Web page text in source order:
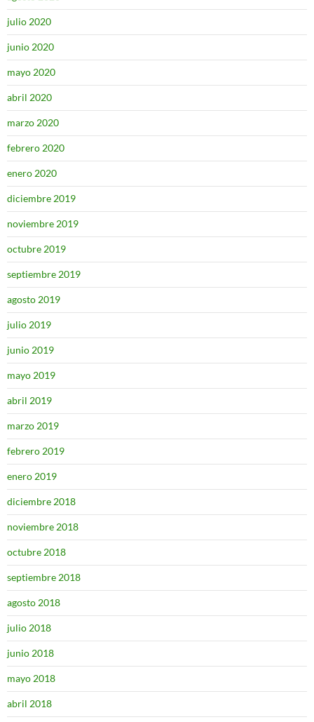
julio 2020
junio 2020
mayo 2020
abril 2020
marzo 2020
febrero 2020
enero 2020
diciembre 2019
noviembre 2019
octubre 2019
septiembre 2019
agosto 2019
julio 2019
junio 2019
mayo 2019
abril 2019
marzo 2019
febrero 2019
enero 2019
diciembre 2018
noviembre 2018
octubre 2018
septiembre 2018
agosto 2018
julio 2018
junio 2018
mayo 2018
abril 2018